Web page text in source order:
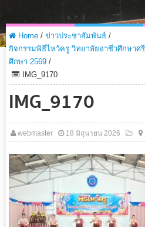
Home / ข่าวประชาสัมพันธ์ /
กิจกรรมพิธีไหว้ครู วิทยาลัยอาชีวศึกษาศ
ศึกษา 2569 /
IMG_9170
IMG_9170
webmaster 18 มิถุนายน 2026